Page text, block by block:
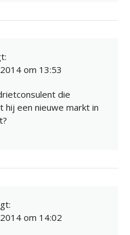
om 13:53
die
hij een nieuwe markt in
om 14:02